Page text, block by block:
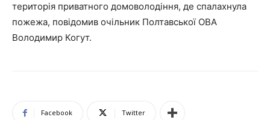
територія приватного домоволодіння, де спалахнула
пожежа, повідомив очільник Полтавської ОВА
Володимир Когут.
Facebook Twitter